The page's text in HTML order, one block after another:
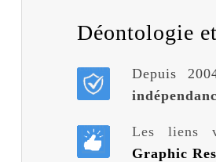
Déontologie
Depuis
Les liens
Graphic